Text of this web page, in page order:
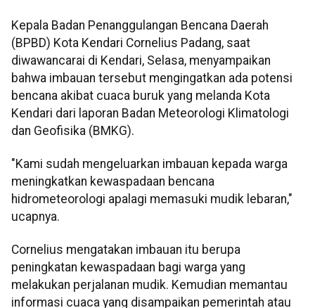
Kepala Badan Penanggulangan Bencana Daerah
(BPBD) Kota Kendari Cornelius Padang, saat
diwawancarai di Kendari, Selasa, menyampaikan
bahwa imbauan tersebut mengingatkan ada potensi
bencana akibat cuaca buruk yang melanda Kota
Kendari dari laporan Badan Meteorologi Klimatologi
dan Geofisika (BMKG).
"Kami sudah mengeluarkan imbauan kepada warga
meningkatkan kewaspadaan bencana
hidrometeorologi apalagi memasuki mudik lebaran,"
ucapnya.
Cornelius mengatakan imbauan itu berupa
peningkatan kewaspadaan bagi warga yang
melakukan perjalanan mudik. Kemudian memantau
informasi cuaca yang disampaikan pemerintah atau